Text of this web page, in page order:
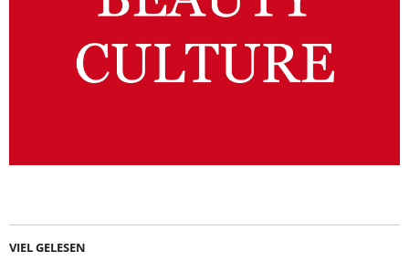
VIEL GELESEN